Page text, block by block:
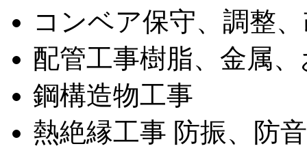
コンベア保守、調整
配管工事樹脂、金属
鋼構造物工事
熱絶縁工事 防振、防